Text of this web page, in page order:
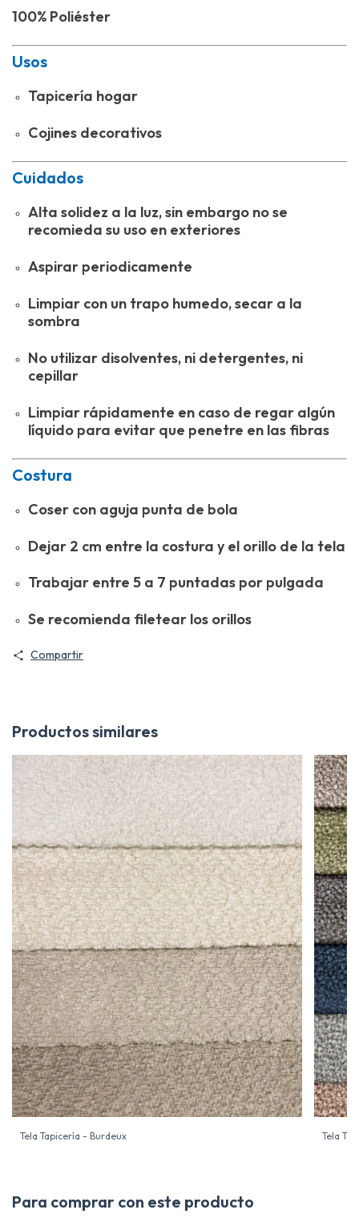
100% Poliéster
Usos
Tapicería hogar
Cojines decorativos
Cuidados
Alta solidez a la luz, sin embargo no se
recomieda su uso en exteriores
Aspirar periodicamente
Limpiar con un trapo humedo, secar a la
sombra
No utilizar disolventes, ni detergentes, ni
cepillar
Limpiar rápidamente en caso de regar algún
líquido para evitar que penetre en las fibras
Costura
Coser con aguja punta de bola
Dejar 2 cm entre la costura y el orillo de la tela
Trabajar entre 5 a 7 puntadas por pulgada
Se recomienda filetear los orillos
Compartir
Productos similares
Tela Tapicería - Burdeux Tela
Para comprar con este producto